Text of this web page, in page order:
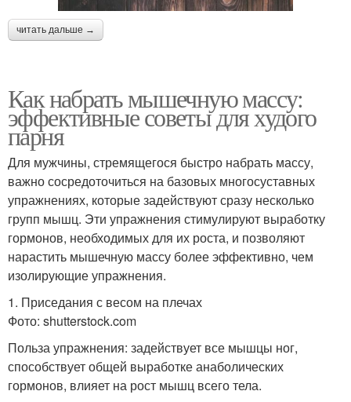
читать дальше →
Как набрать мышечную массу:
эффективные советы для худого
парня
Для мужчины, стремящегося быстро набрать массу,
важно сосредоточиться на базовых многосуставных
упражнениях, которые задействуют сразу несколько
групп мышц. Эти упражнения стимулируют выработку
гормонов, необходимых для их роста, и позволяют
нарастить мышечную массу более эффективно, чем
изолирующие упражнения.
1. Приседания с весом на плечах
Фото: shutterstock.com
Польза упражнения: задействует все мышцы ног,
способствует общей выработке анаболических
гормонов, влияет на рост мышц всего тела.